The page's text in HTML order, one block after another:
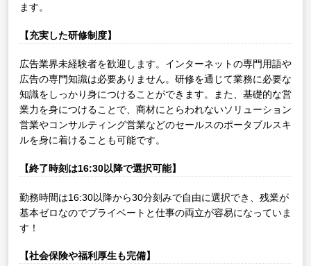
ます。
【充実した研修制度】
広告業界未経験者を歓迎します。インターネットの専門用語や
広告の専門知識は必要ありません。研修を通じて業務に必要な
知識をしっかり身につけることができます。また、基礎的な営
業力を身につけることで、商材にとらわれないソリューション
営業やコンサルティング営業などのセールスのポータブルスキ
ルを身に着けることも可能です。
【終了時刻は16:30以降で選択可能】
勤務時間は16:30以降から30分刻みで自由に選択でき、残業が
基本ゼロなのでプライベートと仕事の両立が容易になっていま
す！
【社会保険や福利厚生も完備】